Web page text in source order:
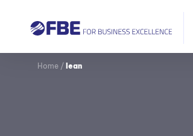
Home / lean